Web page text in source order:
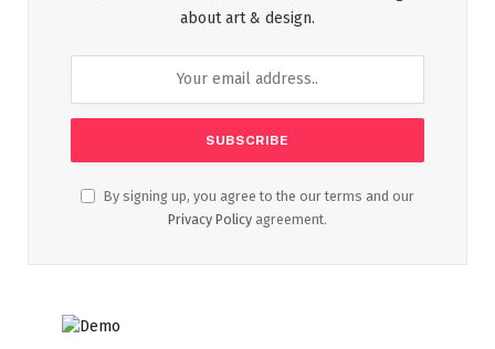
about art & design.
By signing up, you agree to the our terms and our
Privacy Policy agreement.